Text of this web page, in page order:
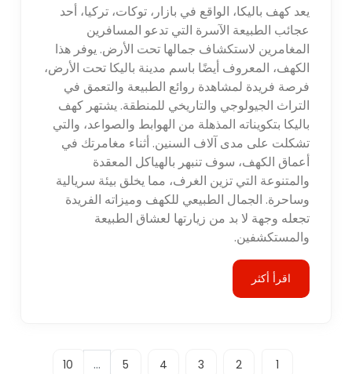
يعد كهف باليكا، الواقع في بازار، توكات، تركيا، أحد
عجائب الطبيعة الآسرة التي تدعو المسافرين
المغامرين لاستكشاف جمالها تحت الأرض. يوفر هذا
الكهف، المعروف أيضًا باسم مدينة باليكا تحت الأرض،
فرصة فريدة لمشاهدة روائع الطبيعة والتعمق في
التراث الجيولوجي والتاريخي للمنطقة. يشتهر كهف
باليكا بتكويناته المذهلة من الهوابط والصواعد، والتي
تشكلت على مدى آلاف السنين. أثناء مغامرتك في
أعماق الكهف، سوف تنبهر بالهياكل المعقدة
والمتنوعة التي تزين الغرف، مما يخلق بيئة سريالية
وساحرة. الجمال الطبيعي للكهف وميزاته الفريدة
تجعله وجهة لا بد من زيارتها لعشاق الطبيعة
والمستكشفين.
اقرأ أكثر
1
2
3
4
5
...
10